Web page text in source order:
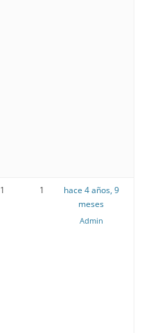
1 1
hace 4 años, 9
meses
Admin